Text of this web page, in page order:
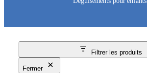
Filtrer les produits
Fermer